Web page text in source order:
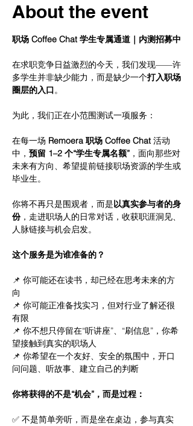
About the event
职场 Coffee Chat 学生专属通道｜内测招募中
在求职竞争日益激烈的今天，我们发现——许
多学生并非缺少能力，而是缺少一个打入职场
圈层的入口。
为此，我们正在小范围测试一项服务：
在每一场 Remoera 职场 Coffee Chat 活动
中， 预留 1–2 个“学生专属名额” ，面向那些对
未来有方向、希望提前链接职场资源的学生或
毕业生。
你将不再只是围观者，而是以真实参与者的身
份，走进职场人的日常对话，收获职涯洞见、
人脉链接与机会启发。
这个服务是为谁准备的？
📌 你可能还在读书，却已经在思考未来的方
向
📌 你可能正准备找实习，但对行业了解还很
有限
📌 你不想只停留在“听讲座”、“刷信息”，你希
望接触到真实的职场人
📌 你希望在一个友好、安全的氛围中，开口
问问题、听故事、建立自己的判断
你将获得的不是“机会”，而是过程：
✅ 不是简单旁听，而是坐在桌边，参与真实